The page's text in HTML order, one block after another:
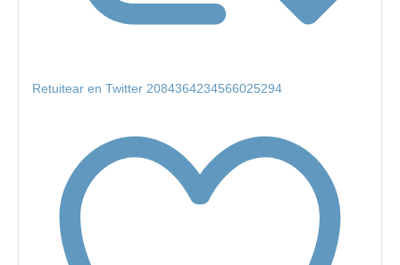
Retuitear en Twitter 2084364234566025294